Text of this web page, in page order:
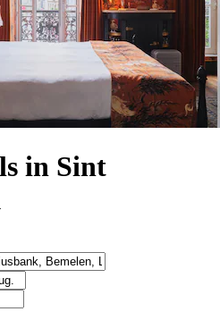
in Sint